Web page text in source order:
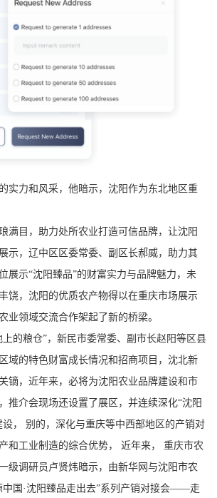
实力和风采，他暗示，沈阳作为东北地区重
满目，助力处所农业打造可信品牌，让沈阳
示，辽中区区委常委、副区长郝威，助力其
展示“沈阳臻品”的财富实力与品牌魅力，未
饶，沈阳的优质农产物得以在重庆市场展示
业领域交流合作架起了新的桥梁。
的粮仓”，新民市委常委、副市长赵阳等区县
域的特色财富成长情况和招商项目，沈北新
镝，近年来，必将为沈阳农业品牌建设和市
推介会现场还设置了展区，并连续深化“沈阳
， 别的，深化与重庆等中西部地区的产销对
和工业制造的综合优势， 近年来， 重庆市农
级调研员卢贤炜暗示，由新华网与沈阳市农
中国·沈阳臻品走出去”系列产销对接会——走